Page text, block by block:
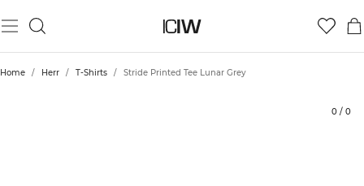
Home / Herr / T-Shirts / Stride Printed Tee Lunar Grey
0 / 0